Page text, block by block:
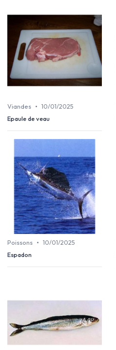
Viandes • 10/01/2025
Epaule de veau
Poissons • 10/01/2025
Espadon